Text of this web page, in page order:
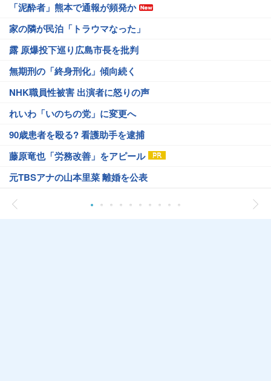
「泥酔者」熊本で通報が頻発か
家の隣が民泊「トラウマなった」
露 原爆投下巡り広島市長を批判
無期刑の「終身刑化」傾向続く
NHK職員性被害 出演者に怒りの声
れいわ「いのちの党」に変更へ
90歳患者を殴る? 看護助手を逮捕
藤原竜也「労務改善」をアピール
元TBSアナの山本里菜 離婚を公表